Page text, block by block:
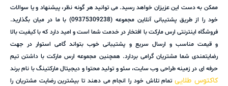
ممکن به دست این عزیزان خواهد رسید. می توانید هر گونه نظر، پیشنهاد و یا سوالات
خود را از طریق پشتیبانی آنلاین مجموعه (09375309238) با ما در میان بگذارید.
فروشگاه اینترنتی ارس مارکت با افتخار در خدمت شما است و امید دارد که با کیفیت بالا
و قیمت مناسب و ارسال سریع و پشتیبانی خوب بتواند گامی استوار در جهت
رضایتمندی شما مشتریان گرامی بردارد. همچنین مجموعه ارس مارکت با داشتن تیم
حرفه ای در زمینه طراحی وب سایت، سئو و تولید محتوا و دیجیتال مارکتینگ با نام برند
کاکتوس طلاییتمام تلاش خود را انجام می دهند تا بیشترین رضایت مشتریان را